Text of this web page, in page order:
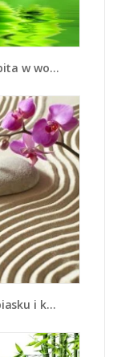
wodzie - K661
i kwiat - K432